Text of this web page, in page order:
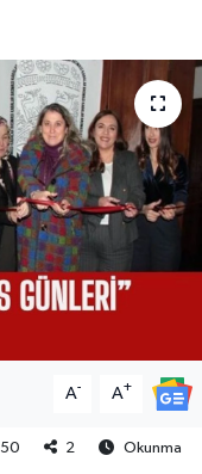
A- A+
2
Okunma